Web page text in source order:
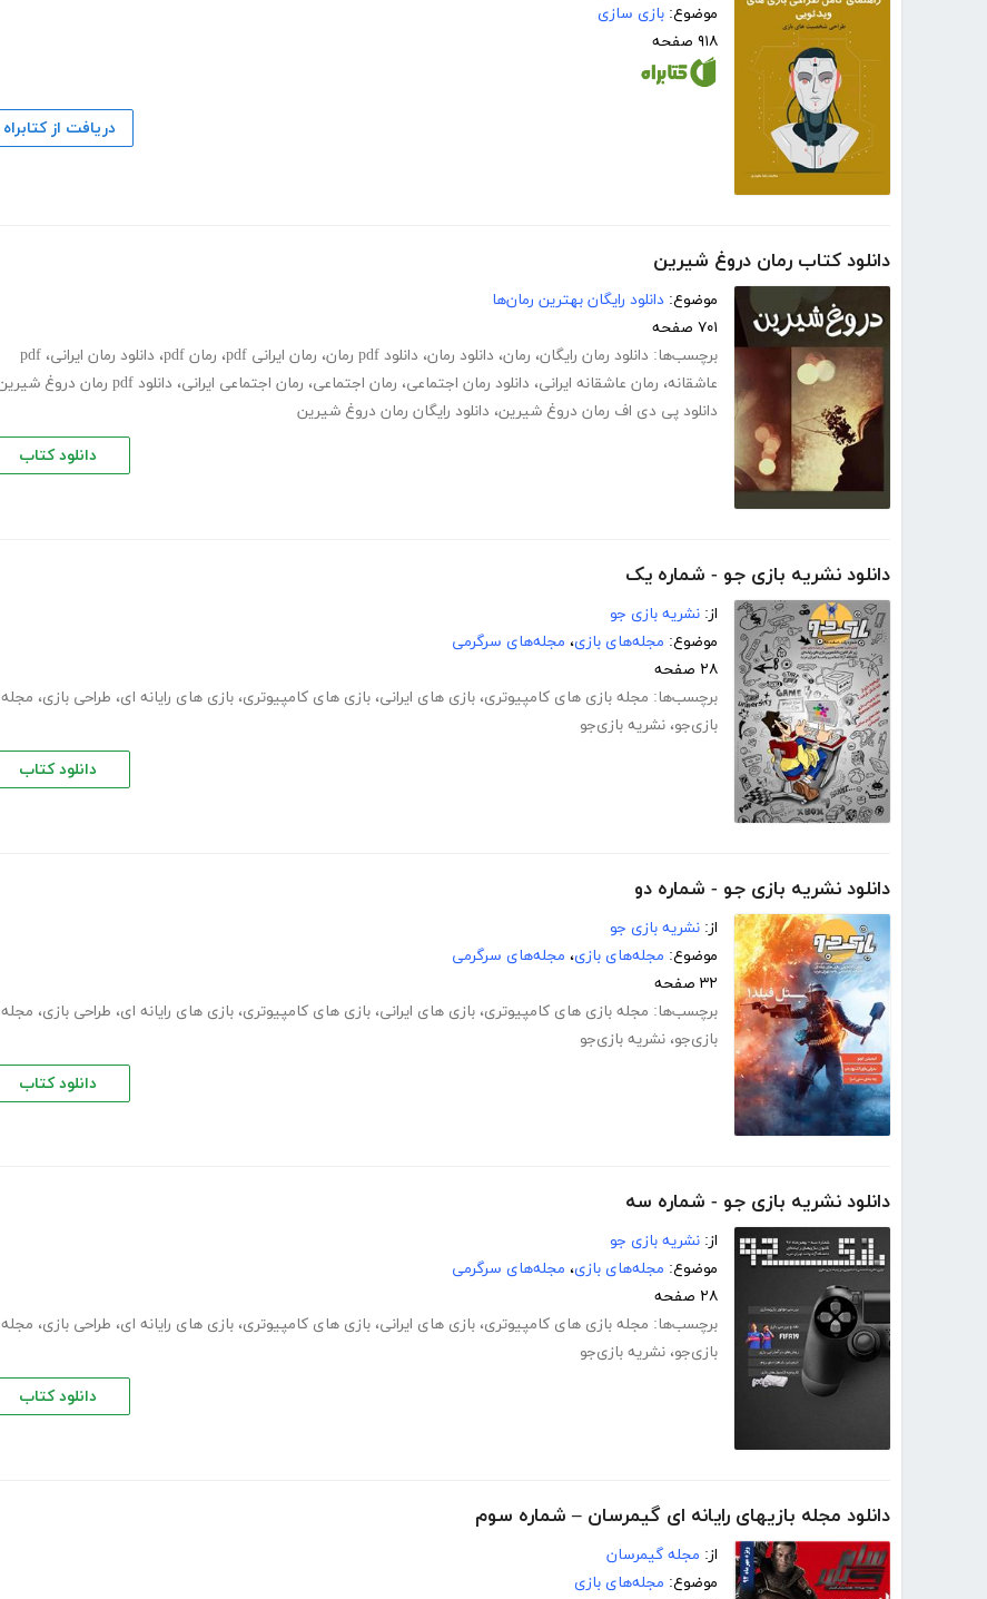
موضوع: بازی سازی
۹۱۸ صفحه
دریافت از کتابراه
دانلود کتاب رمان دروغ شیرین
موضوع: دانلود رایگان بهترین رمان‌ها
۷۰۱ صفحه
برچسب‌ها: دانلود رمان رایگان، رمان، دانلود رمان، دانلود pdf رمان ، رمان ایرانی pdf ، رمان pdf ، دانلود رمان ایرانی، pdf
عاشقانه، رمان عاشقانه ایرانی، دانلود رمان اجتماعی، رمان اجتماعی، رمان اجتماعی ایرانی، دانلود pdf رمان دروغ شیرین
دانلود پی دی اف رمان دروغ شیرین، دانلود رایگان رمان دروغ شیرین
دانلود کتاب
دانلود نشریه بازی جو - شماره یک
از: نشریه بازی جو
موضوع: مجله‌های بازی، مجله‌های سرگرمی
۲۸ صفحه
برچسب‌ها: مجله بازی های کامپیوتری، بازی های ایرانی، بازی های کامپیوتری، بازی های رایانه ای، طراحی بازی، مجله
بازی‌جو، نشریه بازی‌جو
دانلود کتاب
دانلود نشریه بازی جو - شماره دو
از: نشریه بازی جو
موضوع: مجله‌های بازی، مجله‌های سرگرمی
۳۲ صفحه
برچسب‌ها: مجله بازی های کامپیوتری، بازی های ایرانی، بازی های کامپیوتری، بازی های رایانه ای، طراحی بازی، مجله
بازی‌جو، نشریه بازی‌جو
دانلود کتاب
دانلود نشریه بازی جو - شماره سه
از: نشریه بازی جو
موضوع: مجله‌های بازی، مجله‌های سرگرمی
۲۸ صفحه
برچسب‌ها: مجله بازی های کامپیوتری، بازی های ایرانی، بازی های کامپیوتری، بازی های رایانه ای، طراحی بازی، مجله
بازی‌جو، نشریه بازی‌جو
دانلود کتاب
دانلود مجله بازیهای رایانه ای گیمرسان – شماره سوم
از: مجله گیمرسان
موضوع: مجله‌های بازی